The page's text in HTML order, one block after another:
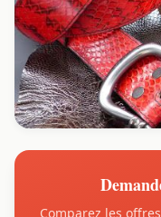
Comparez les